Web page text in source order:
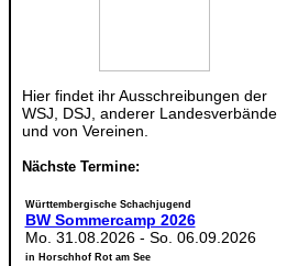
Hier findet ihr Ausschreibungen der
WSJ, DSJ, anderer Landesverbände
und von Vereinen.
Nächste Termine:
Württembergische Schachjugend
BW Sommercamp 2026
Mo. 31.08.2026- So. 06.09.2026
in Horschhof Rot am See